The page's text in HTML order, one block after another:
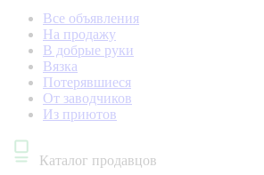
Все объявления
На продажу
В добрые руки
Вязка
Потерявшиеся
От заводчиков
Из приютов
Каталог продавцов